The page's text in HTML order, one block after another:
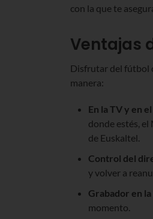
con la que te
Ventajas
Disfrutar del fútbol
manera:
En la TV y en
donde estés,
de Euskaltel.
Control del
y volver a
Grabador en la
momento.